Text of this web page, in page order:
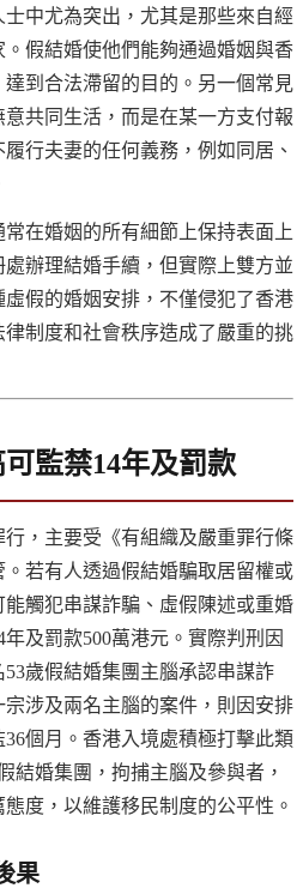
中尤為突出，尤其是那些來自經
假結婚使他們能夠通過婚姻與香
到合法滯留的目的。另一個常見
共同生活，而是在某一方支付報
行夫妻的任何義務，例如同居、
在婚姻的所有細節上保持表面上
辦理結婚手續，但實際上雙方並
假的婚姻安排，不僅侵犯了香港
制度和社會秩序造成了嚴重的挑
監禁14年及罰款
，主要受《有組織及嚴重罪行條
若有人透過假結婚騙取居留權或
觸犯串謀詐騙、虛假陳述或重婚
及罰款500萬港元。實際判刑因
歲假結婚集團主腦承認串謀詐
涉及兩名主腦的案件，則因安排
個月。香港入境處積極打擊此類
結婚集團，拘捕主腦及參與者，
度，以維護移民制度的公平性。
果